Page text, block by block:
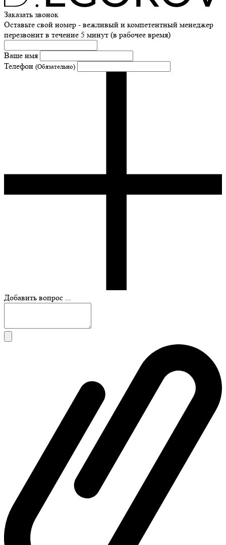
Заказать звонок
Оставьте свой номер - вежливый и компетентный менеджер
перезвонит в течение 5 минут (в рабочее время)
Ваше имя
Телефон (Обязательно)
Добавить вопрос ...